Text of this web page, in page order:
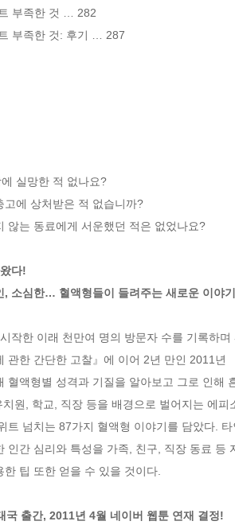
부족한 것 … 282
부족한 것: 후기 … 287
실망한 적 없나요?
고에 상처받은 적 없습니까?
않는 동료에게 서운했던 적은 없었나요?
다!
, 소심한… 혈액형들이 들려주는 새로운 이야기
작한 이래 천만여 명의 방문자 수를 기록하
관한 간단한 고찰』에 이어 2년 만인 2011년
혈액형별 성격과 기질을 알아보고 그로 인해
원, 학교, 직장 등을 배경으로 벌어지는 에
트 넘치는 87가지 혈액형 이야기를 담았다.
인간 심리와 특성을 가족, 친구, 직장 동료
한 팁 또한 얻을 수 있을 것이다.
국 출간, 2011년 4월 네이버 웹툰 연재 결정!